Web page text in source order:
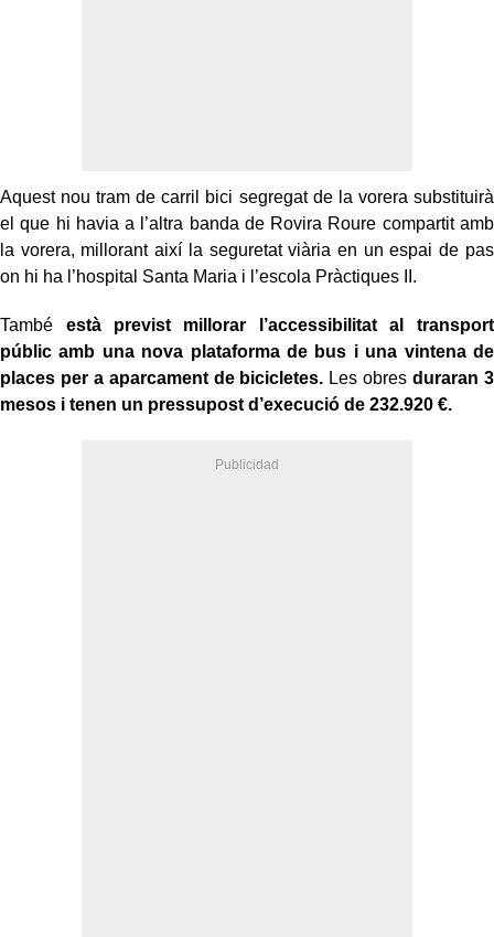
Aquest nou tram de carril bici segregat de la vorera substituirà
el que hi havia a l’altra banda de Rovira Roure compartit amb
la vorera, millorant així la seguretat viària en un espai de pas
on hi ha l’hospital Santa Maria i l’escola Pràctiques II.
També està previst millorar l’accessibilitat al transport
públic amb una nova plataforma de bus i una vintena de
places per a aparcament de bicicletes. Les obres duraran 3
mesos i tenen un pressupost d’execució de 232.920 €.